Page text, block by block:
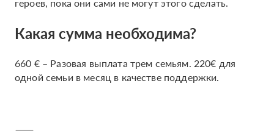
Какая сумма необходима?
660 € – Разовая выплата трем семьям. 220€ для
одной семьи в месяц в качестве поддержки.